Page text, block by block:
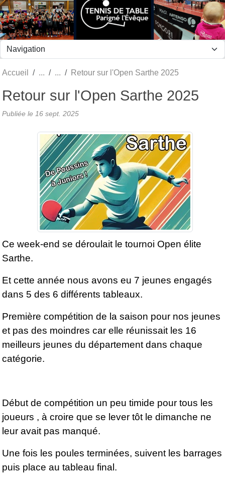
Accueil Retour sur l'Open Sarthe 2025
Retour sur l'Open Sarthe 2025
Publiée le 16 sept. 2025
Ce week-end se déroulait le tournoi Open élite
Sarthe.
Et cette année nous avons eu 7 jeunes engagés
dans 5 des 6 différents tableaux.
Première compétition de la saison pour nos jeunes
et pas des moindres car elle réunissait les 16
meilleurs jeunes du département dans chaque
catégorie.
Début de compétition un peu timide pour tous les
joueurs , à croire que se lever tôt le dimanche ne
leur avait pas manqué.
Une fois les poules terminées, suivent les barrages
puis place au tableau final.
Panneau de gestion des cookies